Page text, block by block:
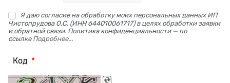
Я даю согласие на обработку моих персональных данных ИП
Чистопрудова О.С. (ИНН 644010061717) в целях обработки заявки
и обратной связи. Политика конфиденциальности — по
ссылке Подробнее...
Код